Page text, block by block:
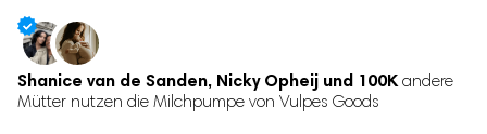
Shanice van de Sanden, Nicky Opheij und 100K andere
Mütter nutzen die Milchpumpe von Vulpes Goods